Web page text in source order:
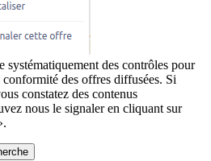
systématiquement des contrôles pour
des offres diffusées. Si
constatez des contenus
nous le signaler en cliquant sur